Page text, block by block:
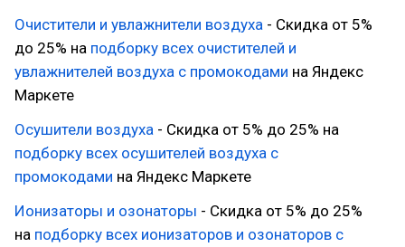
Очистители и увлажнители воздуха - Скидка от 5%
до 25% на подборку всех очистителей и
увлажнителей воздуха с промокодами на Яндекс
Маркете
Осушители воздуха - Скидка от 5% до 25% на
подборку всех осушителей воздуха с
промокодами на Яндекс Маркете
Ионизаторы и озонаторы - Скидка от 5% до 25%
на подборку всех ионизаторов и озонаторов с